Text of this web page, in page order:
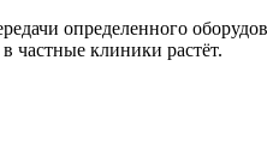
определенного
частные клиники растёт.